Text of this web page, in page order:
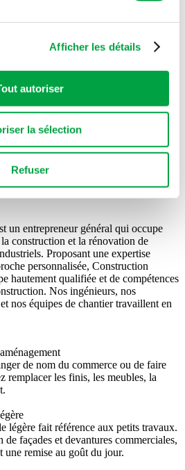
des fonctionnalités relatives aux
notre trafic. Nous
de médias sociaux, de
peuvent combiner celles-ci
que vous leur avez fournies
lors de votre utilisation de leurs
Afficher les détails
autoriser
la sélection
Refuser
éventail de secteurs comme le
un entrepreneur général qui occupe
construction et la rénovation de
Proposant une expertise
personnalisée, Construction
hautement qualifiée et de compétences
Nos ingénieurs, nos
nos équipes de chantier travaillent en
de nom du commerce ou de faire
remplacer les finis, les meubles, la
légère fait référence aux petits travaux.
façades et devantures commerciales,
une remise au goût du jour.